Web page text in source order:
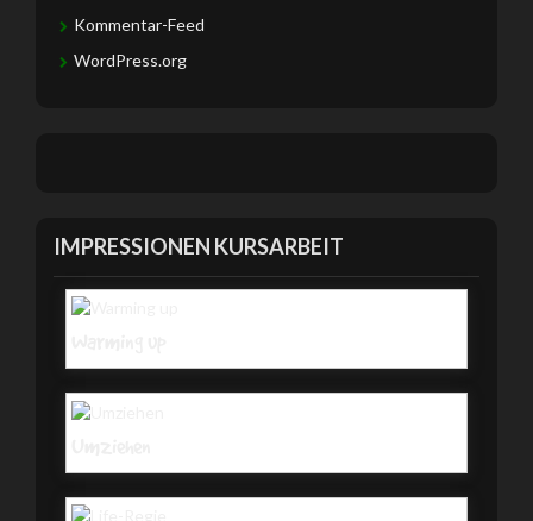
Kommentar-Feed
WordPress.org
IMPRESSIONEN KURSARBEIT